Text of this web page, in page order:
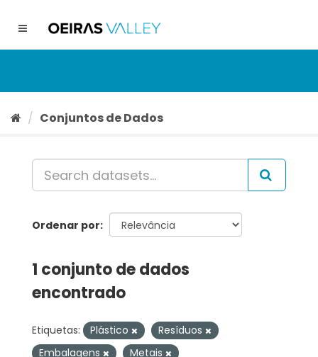
conteúdo
Toggle
Conjuntos de Dados
Ordenar por
1 conjunto de dados
encontrado
Etiquetas: Plástico
Resíduos
Embalagens
Metais